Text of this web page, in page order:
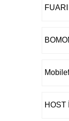
FUARI
HOST